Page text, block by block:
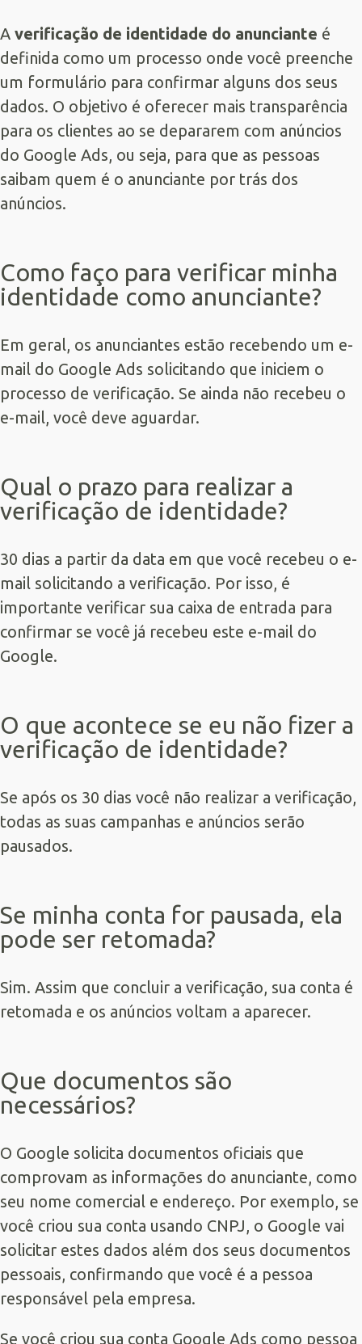
A verificação de identidade do anunciante é
definida como um processo onde você preenche
um formulário para confirmar alguns dos seus
dados. O objetivo é oferecer mais transparência
para os clientes ao se depararem com anúncios
do Google Ads, ou seja, para que as pessoas
saibam quem é o anunciante por trás dos
anúncios.
Como faço para verificar minha
identidade como anunciante?
Em geral, os anunciantes estão recebendo um e-
mail do Google Ads solicitando que iniciem o
processo de verificação. Se ainda não recebeu o
e-mail, você deve aguardar.
Qual o prazo para realizar a
verificação de identidade?
30 dias a partir da data em que você recebeu o e-
mail solicitando a verificação. Por isso, é
importante verificar sua caixa de entrada para
confirmar se você já recebeu este e-mail do
Google.
O que acontece se eu não fizer a
verificação de identidade?
Se após os 30 dias você não realizar a verificação,
todas as suas campanhas e anúncios serão
pausados.
Se minha conta for pausada, ela
pode ser retomada?
Sim. Assim que concluir a verificação, sua conta é
retomada e os anúncios voltam a aparecer.
Que documentos são
necessários?
O Google solicita documentos oficiais que
comprovam as informações do anunciante, como
seu nome comercial e endereço. Por exemplo, se
você criou sua conta usando CNPJ, o Google vai
solicitar estes dados além dos seus documentos
pessoais, confirmando que você é a pessoa
responsável pela empresa.
Se você criou sua conta Google Ads como pessoa